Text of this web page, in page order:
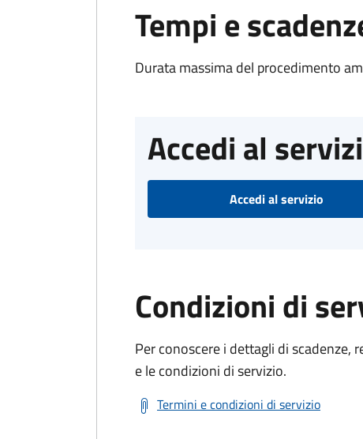
Tempi e
Durata massima del procedimento
Accedi al
Accedi al servizio
Condizioni di
Per conoscere i dettagli di
e le condizioni di servizio.
Termini e condizioni di servizio